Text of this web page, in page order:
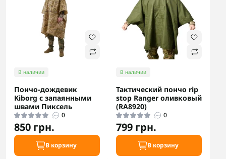
В наличии
Пончо-дождевик
Kiborg с запаянными
швами Пиксель
0
850 грн.
В корзину
В наличии
Тактический пончо rip
stop Ranger оливковый
(RA8920)
0
799 грн.
В корзину